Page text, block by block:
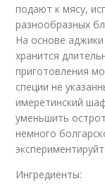
Свежая
Острая
подают к мясу,
разнообразных
На основе
хранится
приготовления
специи не
имеретинский
уменьшить
немного
Ингредиенты: